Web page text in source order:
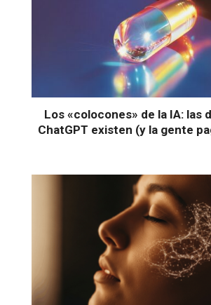
Los «colocones» de la IA: las
ChatGPT existen (y la gente